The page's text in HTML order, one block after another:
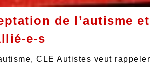
de l’autisme et
e-s
CLE Autistes veut rappeler